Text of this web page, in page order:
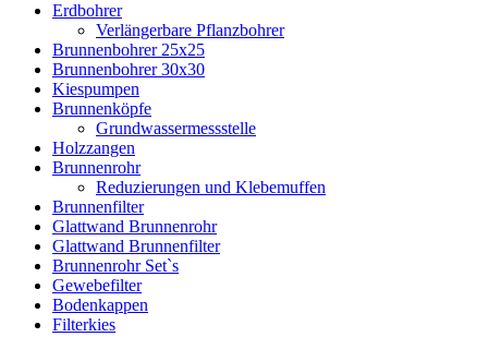
Erdbohrer
Verlängerbare Pflanzbohrer
Brunnenbohrer 25x25
Brunnenbohrer 30x30
Kiespumpen
Brunnenköpfe
Grundwassermessstelle
Holzzangen
Brunnenrohr
Reduzierungen und Klebemuffen
Brunnenfilter
Glattwand Brunnenrohr
Glattwand Brunnenfilter
Brunnenrohr Set`s
Gewebefilter
Bodenkappen
Filterkies